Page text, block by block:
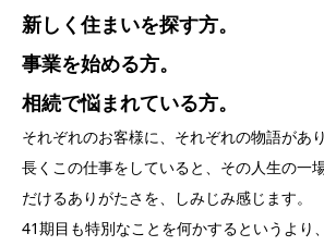
新しく住まいを探す方。
事業を始める方。
相続で悩まれている方。
それぞれのお客様に、それぞれの物語があり
長くこの仕事をしていると、その人生の一
だけるありがたさを、しみじみ感じます。
41期目も特別なことを何かするというより